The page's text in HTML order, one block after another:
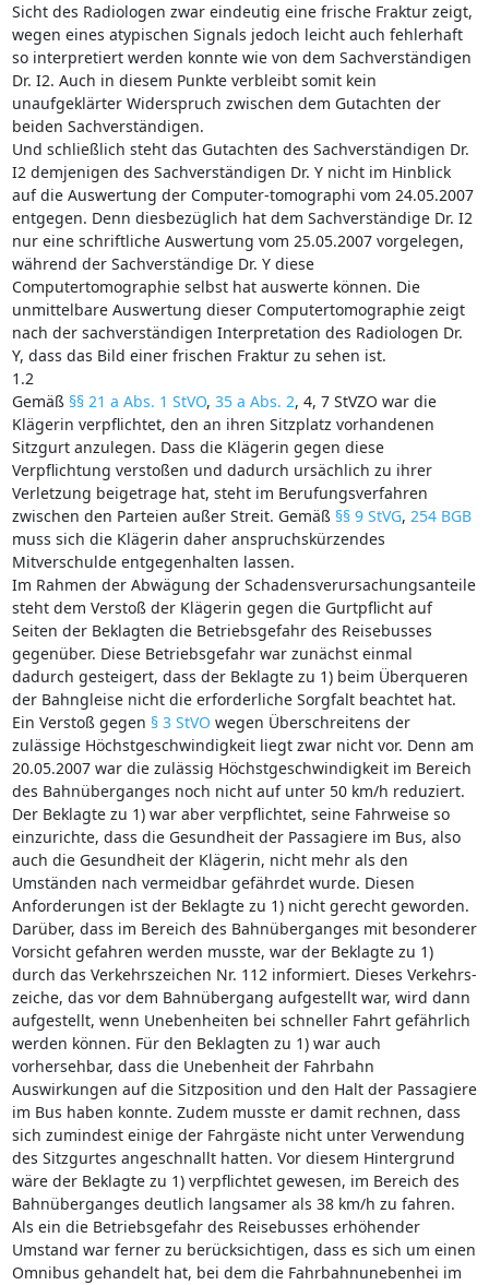
Sicht des Radiologen zwar eindeutig eine frische Fraktur zeigt,
wegen eines atypischen Signals jedoch leicht auch fehlerhaft
so interpretiert werden konnte wie von dem Sachverständigen
Dr. I2. Auch in diesem Punkte verbleibt somit kein
unaufgeklärter Widerspruch zwischen dem Gutachten der
beiden Sachverständigen.
Und schließlich steht das Gutachten des Sachverständigen Dr.
I2 demjenigen des Sachverständigen Dr. Y nicht im Hinblick
auf die Auswertung der Computer-tomographi vom 24.05.2007
entgegen. Denn diesbezüglich hat dem Sachverständige Dr. I2
nur eine schriftliche Auswertung vom 25.05.2007 vorgelegen,
während der Sachverständige Dr. Y diese
Computertomographie selbst hat auswerte können. Die
unmittelbare Auswertung dieser Computertomographie zeigt
nach der sachverständigen Interpretation des Radiologen Dr.
Y, dass das Bild einer frischen Fraktur zu sehen ist.
1.2
Gemäß §§ 21 a Abs. 1 StVO, 35 a Abs. 2, 4, 7 StVZO war die
Klägerin verpflichtet, den an ihren Sitzplatz vorhandenen
Sitzgurt anzulegen. Dass die Klägerin gegen diese
Verpflichtung verstoßen und dadurch ursächlich zu ihrer
Verletzung beigetrage hat, steht im Berufungsverfahren
zwischen den Parteien außer Streit. Gemäß §§ 9 StVG, 254 BGB
muss sich die Klägerin daher anspruchskürzendes
Mitverschulde entgegenhalten lassen.
Im Rahmen der Abwägung der Schadensverursachungsanteile
steht dem Verstoß der Klägerin gegen die Gurtpflicht auf
Seiten der Beklagten die Betriebsgefahr des Reisebusses
gegenüber. Diese Betriebsgefahr war zunächst einmal
dadurch gesteigert, dass der Beklagte zu 1) beim Überqueren
der Bahngleise nicht die erforderliche Sorgfalt beachtet hat.
Ein Verstoß gegen § 3 StVO wegen Überschreitens der
zulässige Höchstgeschwindigkeit liegt zwar nicht vor. Denn am
20.05.2007 war die zulässig Höchstgeschwindigkeit im Bereich
des Bahnüberganges noch nicht auf unter 50 km/h reduziert.
Der Beklagte zu 1) war aber verpflichtet, seine Fahrweise so
einzurichte, dass die Gesundheit der Passagiere im Bus, also
auch die Gesundheit der Klägerin, nicht mehr als den
Umständen nach vermeidbar gefährdet wurde. Diesen
Anforderungen ist der Beklagte zu 1) nicht gerecht geworden.
Darüber, dass im Bereich des Bahnüberganges mit besonderer
Vorsicht gefahren werden musste, war der Beklagte zu 1)
durch das Verkehrszeichen Nr. 112 informiert. Dieses Verkehrs-
zeiche, das vor dem Bahnübergang aufgestellt war, wird dann
aufgestellt, wenn Unebenheiten bei schneller Fahrt gefährlich
werden können. Für den Beklagten zu 1) war auch
vorhersehbar, dass die Unebenheit der Fahrbahn
Auswirkungen auf die Sitzposition und den Halt der Passagiere
im Bus haben konnte. Zudem musste er damit rechnen, dass
sich zumindest einige der Fahrgäste nicht unter Verwendung
des Sitzgurtes angeschnallt hatten. Vor diesem Hintergrund
wäre der Beklagte zu 1) verpflichtet gewesen, im Bereich des
Bahnüberganges deutlich langsamer als 38 km/h zu fahren.
Als ein die Betriebsgefahr des Reisebusses erhöhender
Umstand war ferner zu berücksichtigen, dass es sich um einen
Omnibus gehandelt hat, bei dem die Fahrbahnunebenhei im